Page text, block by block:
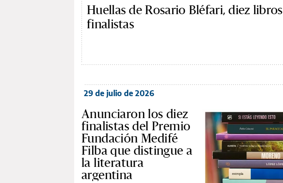
Huellas de Rosario Bléfari, diez libros
finalistas
29 de julio de 2026
Anunciaron los diez
finalistas del Premio
Fundación Medifé
Filba que distingue a
la literatura
argentina